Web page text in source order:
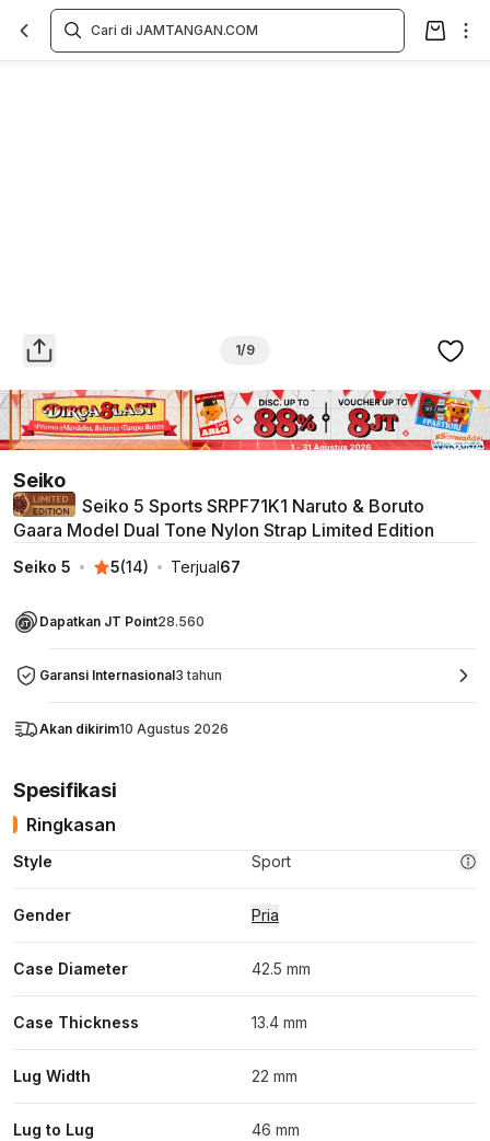
1/9
Seiko
Seiko 5 Sports SRPF71K1 Naruto & Boruto
Gaara Model Dual Tone Nylon Strap Limited Edition
Seiko 5 5(14) Terjual67
Dapatkan JT Point28.560
Garansi Internasional3 tahun
Akan dikirim10 Agustus 2026
Spesifikasi
Ringkasan
Style Sport
Gender Pria
Case Diameter 42.5 mm
Case Thickness 13.4 mm
Lug Width 22 mm
Lug to Lug 46 mm